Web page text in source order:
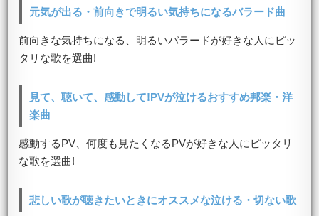
元気が出る・前向きで明るい気持ちになるバラード曲
前向きな気持ちになる、明るいバラードが好きな人にピッ
タリな歌を選曲!
見て、聴いて、感動して!PVが泣けるおすすめ邦楽・洋
楽曲
感動するPV、何度も見たくなるPVが好きな人にピッタリ
な歌を選曲!
悲しい歌が聴きたいときにオススメな泣ける・切ない歌